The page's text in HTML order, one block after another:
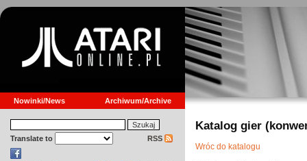
Nowinki/News Archiwum/Archive
Translate to RSS
Katalog gier
Wróc do katalogu